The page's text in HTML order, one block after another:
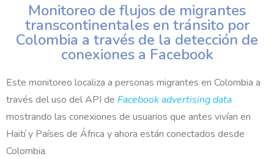
Monitoreo de flujos de migrantes
transcontinentales en tránsito por
Colombia a través de la detección de
conexiones a Facebook
Este monitoreo localiza a personas migrantes en Colombia a
través del uso del API de Facebook advertising data
mostrando las conexiones de usuarios que antes vivían en
Haití y Países de África y ahora están conectados desde
Colombia.